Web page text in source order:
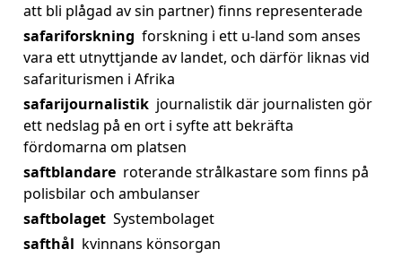
att bli plågad av sin partner) finns representerade
safariforskning forskning i ett u-land som anses
vara ett utnyttjande av landet, och därför liknas vid
safariturismen i Afrika
safarijournalistik journalistik där journalisten gör
ett nedslag på en ort i syfte att bekräfta
fördomarna om platsen
saftblandare roterande strålkastare som finns på
polisbilar och ambulanser
saftbolaget Systembolaget
safthål kvinnans könsorgan